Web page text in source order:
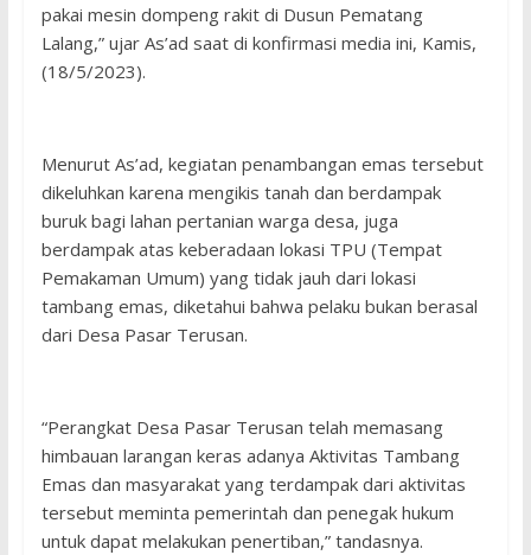
pakai mesin dompeng rakit di Dusun Pematang
Lalang,” ujar As’ad saat di konfirmasi media ini, Kamis,
(18/5/2023).
Menurut As’ad, kegiatan penambangan emas tersebut
dikeluhkan karena mengikis tanah dan berdampak
buruk bagi lahan pertanian warga desa, juga
berdampak atas keberadaan lokasi TPU (Tempat
Pemakaman Umum) yang tidak jauh dari lokasi
tambang emas, diketahui bahwa pelaku bukan berasal
dari Desa Pasar Terusan.
“Perangkat Desa Pasar Terusan telah memasang
himbauan larangan keras adanya Aktivitas Tambang
Emas dan masyarakat yang terdampak dari aktivitas
tersebut meminta pemerintah dan penegak hukum
untuk dapat melakukan penertiban,” tandasnya.